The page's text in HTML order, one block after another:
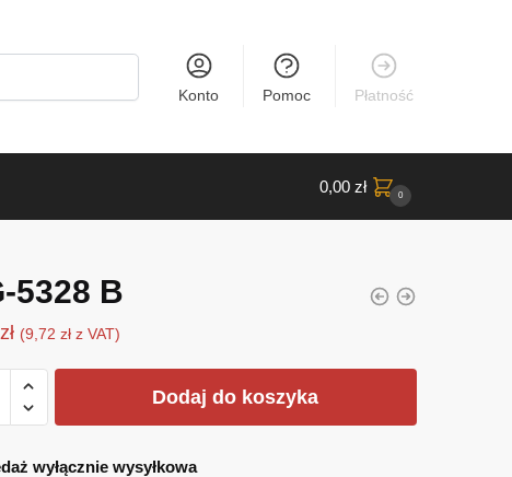
Konto Pomoc Płatność
0,00 zł 0
5328 B
zł (9,72 złz VAT)
Dodaj do koszyka
wyłącznie wysyłkowa